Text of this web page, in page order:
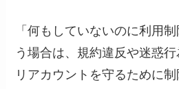
「何もしていないのに利用
う場合は、規約違反や迷惑
リアカウントを守るために